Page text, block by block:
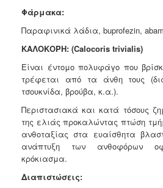
Φάρμακα:
Παραφινικά λάδια, buprofezin,
ΚΑΛΟΚΟΡΗ: (Calocoris trivialis)
Είναι έντομο πολυφάγο που
τρέφεται από τα άνθη τους
τσουκνίδα, βρούβα, κ.α.).
Περιστασιακά και κατά τόσους
της ελιάς προκαλώντας πτώση
ανθοταξίας στα ευαίσθητα
ανάπτυξη των ανθοφόρων
κρόκιασμα.
Διαπιστώσεις: